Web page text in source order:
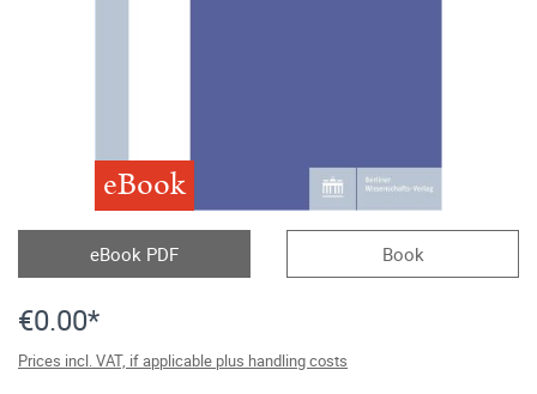
eBook
eBook PDF Book
€0.00*
Prices incl. VAT, if applicable plus handling costs